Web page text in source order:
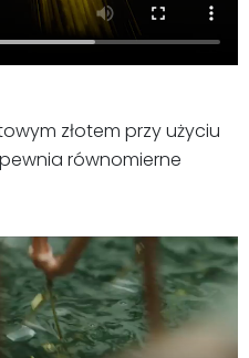
złotem przy użyciu
równomierne